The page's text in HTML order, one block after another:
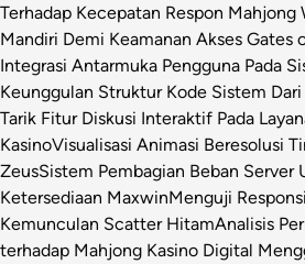
Terhadap Kecepatan Respon Mahjong
Mandiri Demi Keamanan Akses Gates
Integrasi Antarmuka Pengguna Pada
Keunggulan Struktur Kode Sistem
Tarik Fitur Diskusi Interaktif Pada
KasinoVisualisasi Animasi Beresolusi
ZeusSistem Pembagian Beban Server
Ketersediaan MaxwinMenguji
Kemunculan Scatter HitamAnalisis
terhadap Mahjong Kasino Digital